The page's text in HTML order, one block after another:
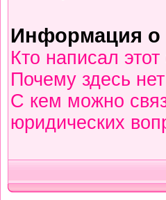
Информация о
Кто написал
Почему здесь
С кем можно
юридических